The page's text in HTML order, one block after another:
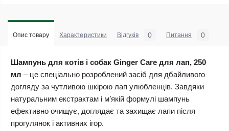
Опис товару Характеристики Відгуків 0 Питання 0
Шампунь для котів і собак Ginger Care для лап, 250
мл – це спеціально розроблений засіб для дбайливого
догляду за чутливою шкірою лап улюбленців. Завдяки
натуральним екстрактам і м’якій формулі шампунь
ефективно очищує, доглядає та захищає лапи після
прогулянок і активних ігор.